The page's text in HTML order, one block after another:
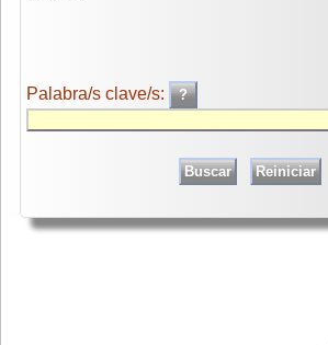
Palabra/s clave/s: